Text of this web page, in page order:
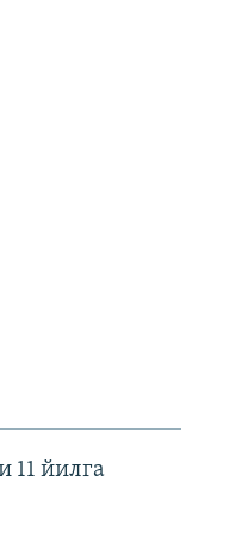
11 йилга